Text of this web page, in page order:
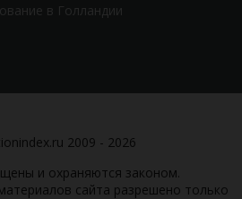
в Голландии
2009 - 2026
и охраняются законом.
сайта разрешено только